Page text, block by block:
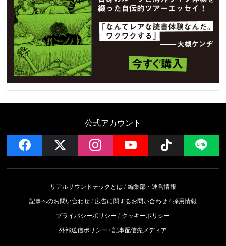
公式アカウント
facebook instagramYouTube Follow
リアルサウンドテックとは
編集部・運営情報
記事へのお問い合わせ
広告に関するお問い合わせ 採用情報
プライバシーポリシー
クッキーポリシー
外部送信ポリシー
記事配信先メディア